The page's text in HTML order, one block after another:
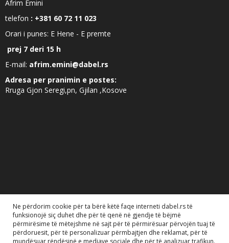
Afrim Emini
telefon : +381 60 72 11 023
Orari i punes: E Hene - E premte
prej 7 deri 15 h
E-mail: afrim.emini@dabel.rs
Adresa per pranimin e postes:
Rruga Gjon Seregi,pn, Gjilan ,Kosove
Ne përdorim cookie për ta bërë këtë faqe interneti dabel.rs të
funksionojë siç duhet dhe për të qenë në gjendje të bëjmë
përmirësime të mëtejshme në sajt për të përmirësuar përvojën tuaj të
përdoruesit, për të personalizuar përmbajtjen dhe reklamat, për të
mundësuar rëndësinë e mediave sociale dhe për të analizuar trafikun.